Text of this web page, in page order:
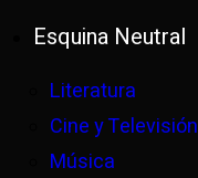
Esquina Neutral
Literatura
Cine y Televisión
Música